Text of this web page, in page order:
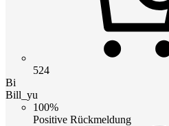
524
Bi
Bill_yu
100%
Positive Rückmeldung